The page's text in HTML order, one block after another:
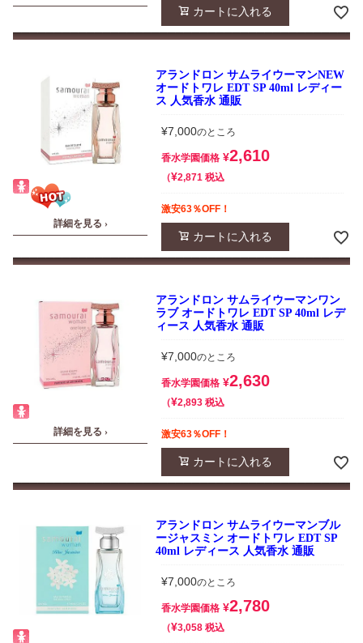
カートに入れる
詳細を見る ›
アランドロン サムライウーマンNEW
オードトワレ EDT SP 40ml レディー
ス 人気香水 通販
¥7,000のところ
香水学園価格 ¥2,610
¥2,871 税込
激安63％OFF！
カートに入れる
詳細を見る ›
アランドロン サムライウーマンワン
ラブ オードトワレ EDT SP 40ml レデ
ィース 人気香水 通販
¥7,000のところ
香水学園価格 ¥2,630
¥2,893 税込
激安63％OFF！
カートに入れる
アランドロン サムライウーマンブル
ージャスミン オードトワレ EDT SP
40ml レディース 人気香水 通販
¥7,000のところ
香水学園価格 ¥2,780
¥3,058 税込